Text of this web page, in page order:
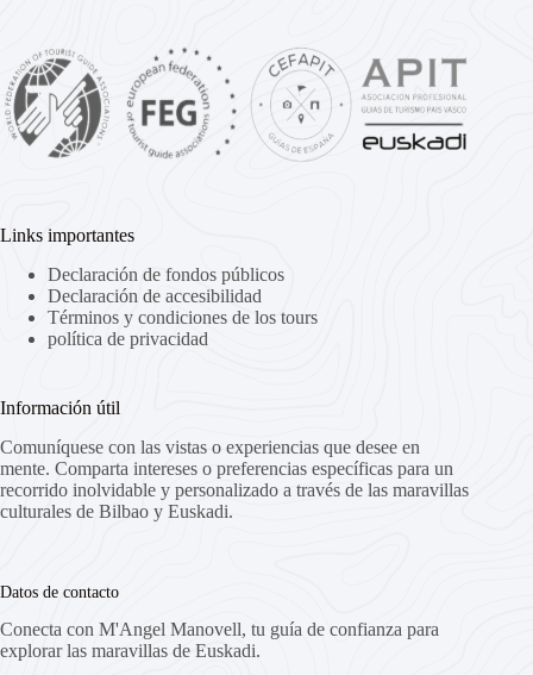
Links importantes
Declaración de fondos públicos
Declaración de accesibilidad
Términos y condiciones de los tours
política de privacidad
Información útil
Comuníquese con las vistas o experiencias que desee en
mente. Comparta intereses o preferencias específicas para un
recorrido inolvidable y personalizado a través de las maravillas
culturales de Bilbao y Euskadi.
Datos de contacto
Conecta con M'Angel Manovell, tu guía de confianza para
explorar las maravillas de Euskadi.